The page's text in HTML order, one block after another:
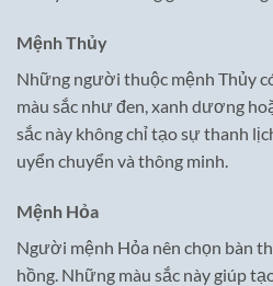
Mệnh Thủy
Những người thuộc mệnh Thủy
màu sắc như đen, xanh dương
sắc này không chỉ tạo sự thanh
uyển chuyển và thông minh.
Mệnh Hỏa
Người mệnh Hỏa nên chọn bàn
hồng. Những màu sắc này giúp